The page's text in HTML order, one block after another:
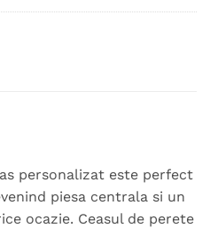
personalizat este perfect
piesa centrala si un
ocazie. Ceasul de perete